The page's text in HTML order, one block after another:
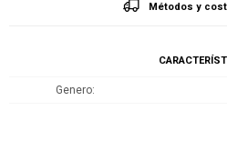
Métodos y
Genero